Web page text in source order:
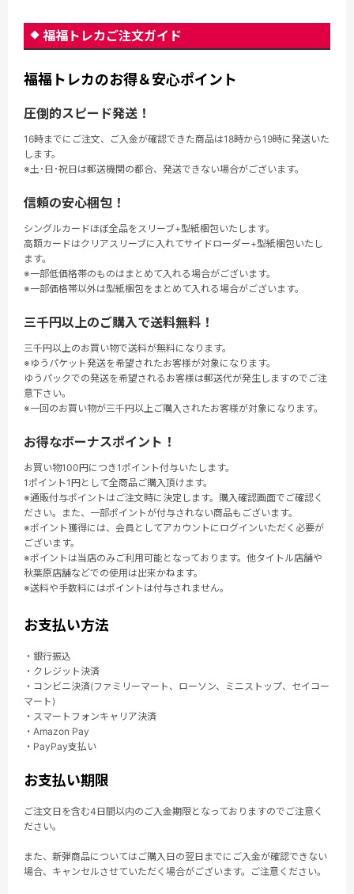
福福トレカご注文ガイド
福福トレカのお得＆安心ポイント
圧倒的スピード発送！
16時までにご注文、ご入金が確認できた商品は18時から19時に発送いた
します。
※土･日･祝日は郵送機関の都合、発送できない場合がございます。
信頼の安心梱包！
シングルカードほぼ全品をスリーブ+型紙梱包いたします。
高額カードはクリアスリーブに入れてサイドローダー+型紙梱包いたし
ます。
※一部低価格帯のものはまとめて入れる場合がございます。
※一部価格帯以外は型紙梱包をまとめて入れる場合がございます。
三千円以上のご購入で送料無料！
三千円以上のお買い物で送料が無料になります。
※ゆうパケット発送を希望されたお客様が対象になります。
ゆうパックでの発送を希望されるお客様は郵送代が発生しますのでご注
意下さい。
※一回のお買い物が三千円以上ご購入されたお客様が対象になります。
お得なボーナスポイント！
お買い物100円につき1ポイント付与いたします。
1ポイント1円として全商品ご購入頂けます。
※通販付与ポイントはご注文時に決定します。購入確認画面でご確認く
ださい。また、一部ポイントが付与されない商品もございます。
※ポイント獲得には、会員としてアカウントにログインいただく必要が
ございます。
※ポイントは当店のみご利用可能となっております。他タイトル店舗や
秋葉原店舗などでの使用は出来かねます。
※送料や手数料にはポイントは付与されません。
お支払い方法
・銀行振込
・クレジット決済
・コンビニ決済(ファミリーマート、ローソン、ミニストップ、セイコー
マート)
・スマートフォンキャリア決済
・Amazon Pay
・PayPay支払い
お支払い期限
ご注文日を含む4日間以内のご入金期限となっておりますのでご注意く
ださい。
また、新弾商品についてはご購入日の翌日までにご入金が確認できない
場合、キャンセルさせていただく場合がございます。ご注意ください。